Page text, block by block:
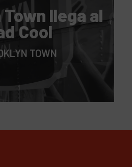
llega al
Cool
TOWN